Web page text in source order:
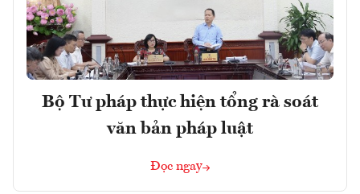
Bộ Tư pháp thực hiện tổng rà soát
văn bản pháp luật
Đọc ngay